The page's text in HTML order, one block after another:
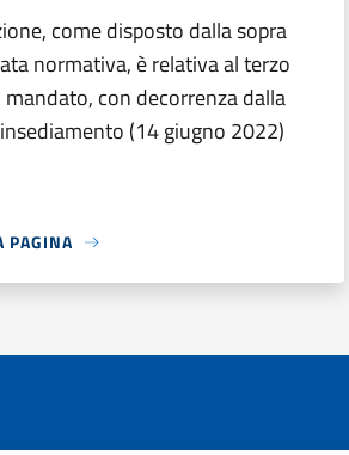
come disposto dalla sopra
normativa, è relativa al terzo
con decorrenza dalla
(14 giugno 2022)
PAGINA